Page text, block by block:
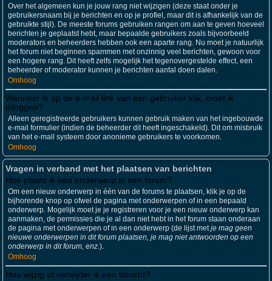
Over het algemeen kun je jouw rang niet wijzigen (deze staat onder je
gebruikersnaam bij je berichten en op je profiel, maar dit is afhankelijk van de
gebruikte stijl). De meeste forums gebruiken rangen om aan te geven hoeveel
berichten je geplaatst hebt, maar bepaalde gebruikers zoals bijvoorbeeld
moderators en beheerders hebben ook een aparte rang. Nu moet je natuurlijk
het forum niet beginnen spammen met onzinnig veel berichten, gewoon voor
een hogere rang. Dit heeft zelfs mogelijk het tegenovergestelde effect, een
beheerder of moderator kunnen je berichten aantal doen dalen.
Omhoog
Wanneer ik op de e-mail link van een gebruiker klik, moet ik
inloggen?
Alleen geregistreerde gebruikers kunnen gebruik maken van het ingebouwde
e-mail formulier (indien de beheerder dit heeft ingeschakeld). Dit om misbruik
van het e-mail systeem door anonieme gebruikers te voorkomen.
Omhoog
Vragen in verband met het plaatsen van berichten
Hoe plaats ik een onderwerp in een forum?
Om een nieuw onderwerp in één van de forums te plaatsen, klik je op de
bijhorende knop op ofwel de pagina met onderwerpen of in een bepaald
onderwerp. Mogelijk moet je je registreren voor je een nieuw onderwerp kan
aanmaken, de permissies die je al dan niet hebt in het forum staan onderaan
de pagina met onderwerpen of in een onderwerp (de lijst metje mag geen
nieuwe onderwerpen in dit forum plaatsen, je mag niet antwoorden op een
onderwerp in dit forum, enz.).
Omhoog
Hoe wijzig of verwijder ik een bericht?